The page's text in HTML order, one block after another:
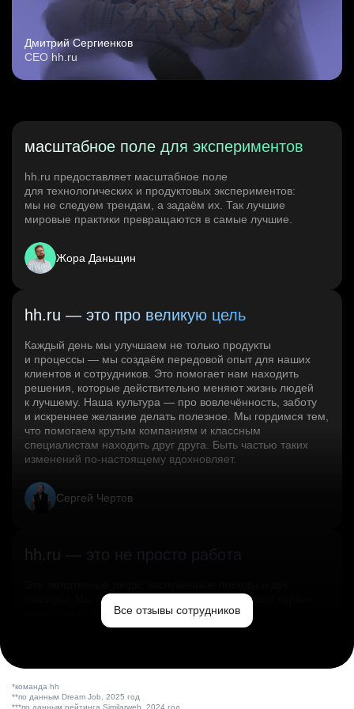
Дмитрий Сергиенков
CEO hh.ru
масштабное поле для экспериментов
hh.ru предоставляет масштабное поле
для технологических и продуктовых экспериментов:
мы не следуем трендам, а задаём их. Так лучшие
мировые практики превращаются в самые лучшие.
Жора Даньщин
hh.ru — это про великую цель
Каждый день мы улучшаем не только продукты
и процессы — мы создаём передовой опыт для наших
клиентов и сотрудников. Это помогает нам находить
решения, которые действительно меняют жизнь людей
к лучшему. Наша культура — про вовлечённость, заботу
и искреннее желание делать полезное. Мы гордимся тем,
что помогаем крутым компаниям и классным
специалистам находить друг друга. Быть частью таких
изменений по‑настоящему вдохновляет.
Сергей Чертов
hh.ru — это не просто работа
свободы. Мы помогаем миру и создаём лучший сервис
по поиску работы в стране.Все отзывы сотрудников
*команда hh
**по данным Dream Job, 2025 год
***по данным рейтинга Similarweb, 2024 год